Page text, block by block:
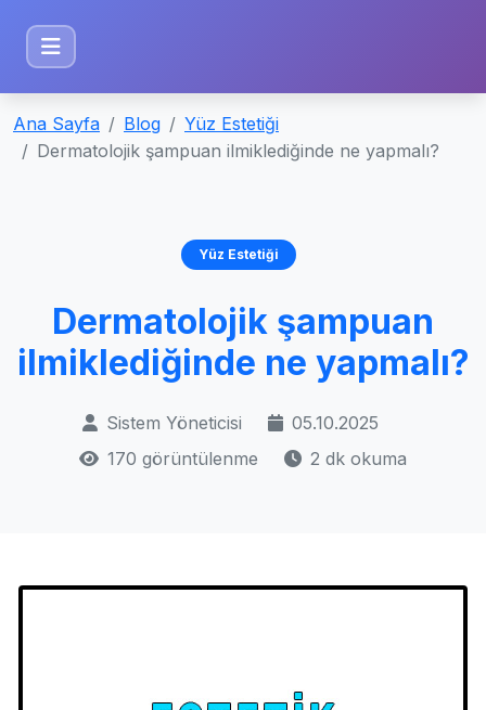
Ana Sayfa Blog
Yüz Estetiği
Dermatolojik şampuan ilmiklediğinde ne yapmalı?
Yüz Estetiği
Dermatolojik şampuan
ilmiklediğinde ne yapmalı?
Sistem Yöneticisi
05.10.2025
170 görüntülenme
2 dk okuma